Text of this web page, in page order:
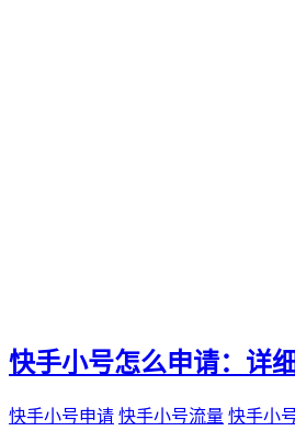
快手小号怎么申请：详
快手小号申请 快手小号流量 快手小